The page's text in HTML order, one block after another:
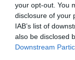
your opt-out. You
disclosure of your
IAB’s list of
also be disclosed
Downstream